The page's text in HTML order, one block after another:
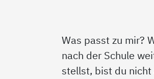
Was passt zu mir?
nach der Schule
stellst, bist du nicht